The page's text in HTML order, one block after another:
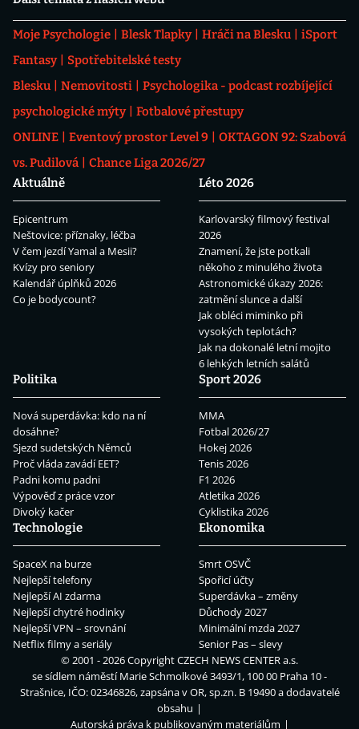
Moje Psychologie Blesk Tlapky Hráči na Blesku
iSport
Fantasy
Spotřebitelské testy
Blesku
Nemovitosti
Psychologika - podcast rozbíjející
psychologické mýty
Fotbalové přestupy
ONLINE
Eventový prostor Level 9
OKTAGON 92: Szabová
vs. Pudilová
Chance Liga 2026/27
Aktuálně
Epicentrum
Neštovice: příznaky, léčba
V čem jezdí Yamal a Mesii?
Kvízy pro seniory
Kalendář úplňků 2026
Co je bodycount?
Léto 2026
Karlovarský filmový festival
2026
Znamení, že jste potkali
někoho z minulého života
Astronomické úkazy 2026:
zatmění slunce a další
Jak obléci miminko při
vysokých teplotách?
Jak na dokonalé letní mojito
6 lehkých letních salátů
Politika
Nová superdávka: kdo na ní
dosáhne?
Sjezd sudetských Němců
Proč vláda zavádí EET?
Padni komu padni
Výpověď z práce vzor
Divoký kačer
Sport 2026
MMA
Fotbal 2026/27
Hokej 2026
Tenis 2026
F1 2026
Atletika 2026
Cyklistika 2026
Technologie
SpaceX na burze
Nejlepší telefony
Nejlepší AI zdarma
Nejlepší chytré hodinky
Nejlepší VPN – srovnání
Netflix filmy a seriály
Ekonomika
Smrt OSVČ
Spořicí účty
Superdávka – změny
Důchody 2027
Minimální mzda 2027
Senior Pas – slevy
© 2001 - 2026 CopyrightCZECH NEWS CENTER a.s.
se sídlem náměstí Marie Schmolkové 3493/1, 100 00 Praha 10 -
Strašnice, IČO: 02346826, zapsána v OR, sp.zn. B 19490 a dodavatelé
obsahu
Autorská práva k publikovaným materiálům